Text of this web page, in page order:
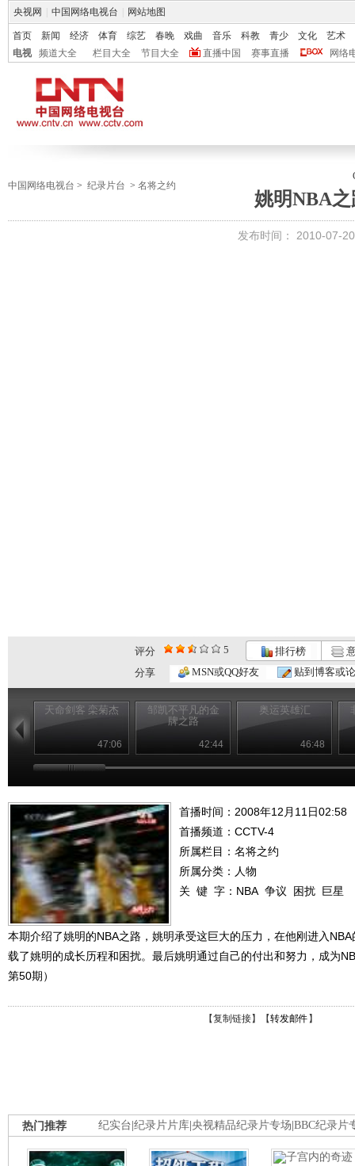
央视网 中国网络电视台 网站地图
首页 新闻 经济 体育 综艺 春晚 戏曲 音乐 科教 青少 文化
艺术
电视
频道大全 栏目大全 节目大全 直播中国 赛事直播 网络
中国网络电视台 > 纪录片台 > 名将之约
姚明NBA之
发布时间： 2010-07-
评分 5 排行榜
分享
MSN或QQ好友 贴到博客或
天命剑客 栾菊杰
47:06
邹凯不平凡的金
牌之路
42:44
奥运英雄汇
46:48
首播时间：2008年12月11日02:58
首播频道： CCTV-4
所属栏目： 名将之约
所属分类：人物
关 键 字： NBA 争议 困扰 巨星
本期介绍了姚明的NBA之路，姚明承受这巨大的压力，在他刚进入
载了姚明的成长历程和困扰。最后姚明通过自己的付出和努力，成为
第50期）
【复制链接】【转发邮件 】
纪实台 纪录片片库 央视精品纪录片专场 BBC纪录片
热门推荐